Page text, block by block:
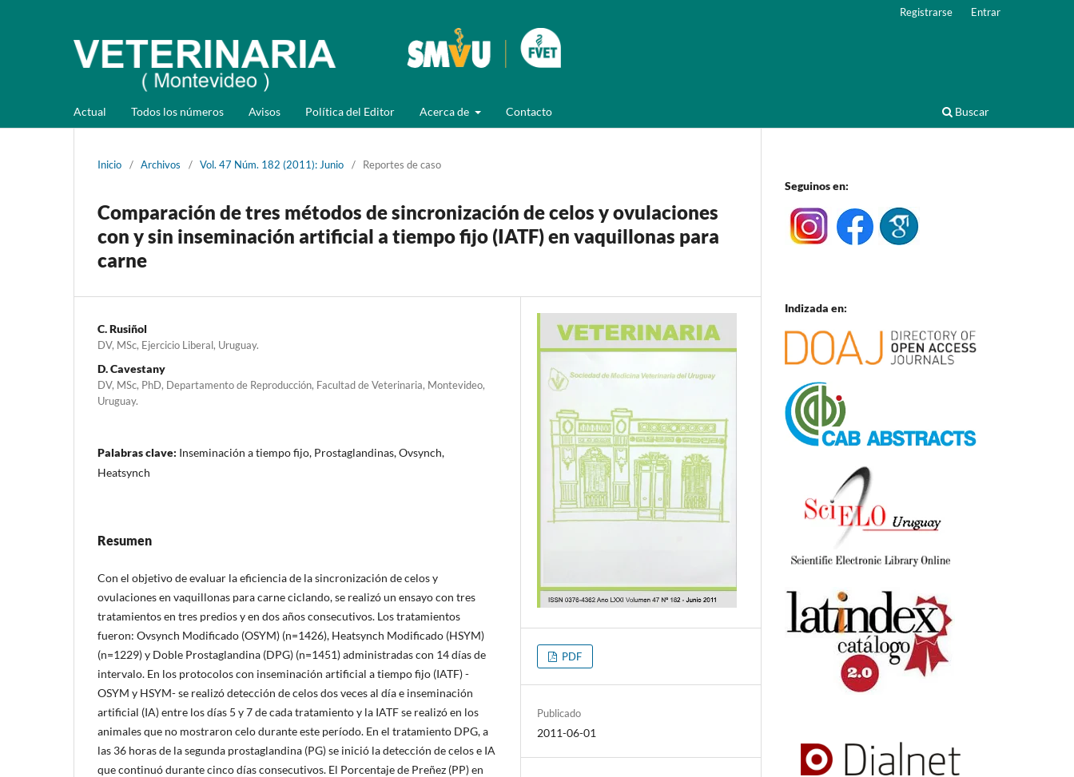
Actual Todos los números Avisos Política del Editor Acerca de Contacto Buscar
Registrarse Entrar
Inicio / Archivos / Vol. 47 Núm. 182 (2011): Junio / Reportes de caso
Comparación de tres métodos de sincronización de celos y ovulaciones
con y sin inseminación artificial a tiempo fijo (IATF) en vaquillonas para
carne
C. Rusiñol
DV, MSc, Ejercicio Liberal, Uruguay.
D. Cavestany
DV, MSc, PhD, Departamento de Reproducción, Facultad de Veterinaria, Montevideo,
Uruguay.
Palabras clave: Inseminación a tiempo fijo, Prostaglandinas, Ovsynch,
Heatsynch
Resumen
Con el objetivo de evaluar la eficiencia de la sincronización de celos y
ovulaciones en vaquillonas para carne ciclando, se realizó un ensayo con tres
tratamientos en tres predios y en dos años consecutivos. Los tratamientos
fueron: Ovsynch Modificado (OSYM) (n=1426), Heatsynch Modificado (HSYM)
(n=1229) y Doble Prostaglandina (DPG) (n=1451) administradas con 14 días de
intervalo. En los protocolos con inseminación artificial a tiempo fijo (IATF) -
OSYM y HSYM- se realizó detección de celos dos veces al día e inseminación
artificial (IA) entre los días 5 y 7 de cada tratamiento y la IATF se realizó en los
animales que no mostraron celo durante este período. En el tratamiento DPG, a
las 36 horas de la segunda prostaglandina (PG) se inició la detección de celos e IA
que continuó durante cinco días consecutivos. El Porcentaje de Preñez (PP) en
PDF
Publicado
2011-06-01
Seguinos en:
Indizada en: